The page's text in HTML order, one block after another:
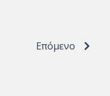
Επόμενο